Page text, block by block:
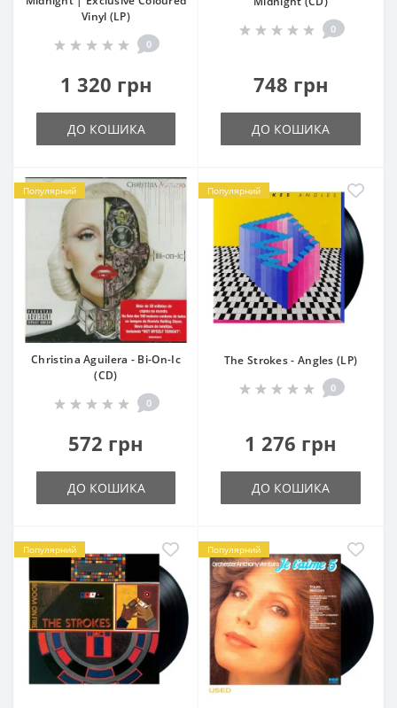
Vinyl (LP)
0
1 320 грн
ДО КОШИКА
0
748 грн
ДО КОШИКА
Популярний
Christina Aguilera - Bi-On-Ic
(CD)
0
572 грн
ДО КОШИКА
Популярний
The Strokes - Angles (LP)
0
1 276 грн
ДО КОШИКА
Популярний Популярний